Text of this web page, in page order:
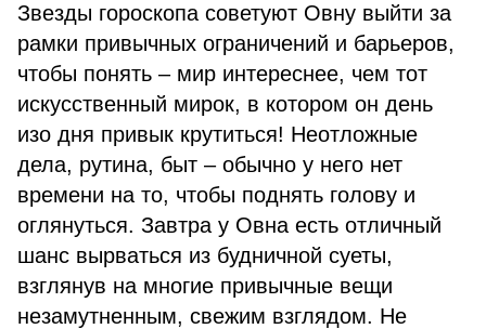
Звезды гороскопа советуют Овну выйти за
рамки привычных ограничений и барьеров,
чтобы понять – мир интереснее, чем тот
искусственный мирок, в котором он день
изо дня привык крутиться! Неотложные
дела, рутина, быт – обычно у него нет
времени на то, чтобы поднять голову и
оглянуться. Завтра у Овна есть отличный
шанс вырваться из будничной суеты,
взглянув на многие привычные вещи
незамутненным, свежим взглядом. Не